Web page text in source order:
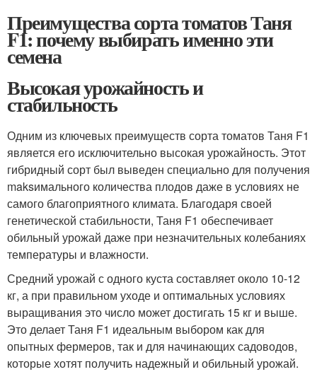
Преимущества сорта томатов Таня
F1: почему выбирать именно эти
семена
Высокая урожайность и
стабильность
Одним из ключевых преимуществ сорта томатов Таня F1
является его исключительно высокая урожайность. Этот
гибридный сорт был выведен специально для получения
maksимального количества плодов даже в условиях не
самого благоприятного климата. Благодаря своей
генетической стабильности, Таня F1 обеспечивает
обильный урожай даже при незначительных колебаниях
температуры и влажности.
Средний урожай с одного куста составляет около 10-12
кг, а при правильном уходе и оптимальных условиях
выращивания это число может достигать 15 кг и выше.
Это делает Таня F1 идеальным выбором как для
опытных фермеров, так и для начинающих садоводов,
которые хотят получить надежный и обильный урожай.